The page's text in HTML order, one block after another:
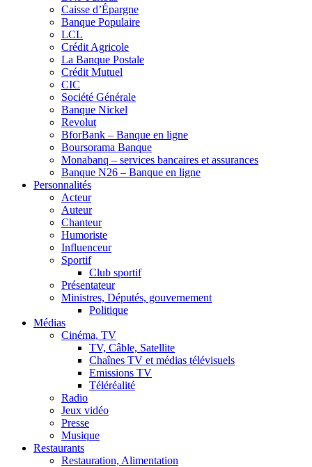
Caisse d’Épargne
Banque Populaire
LCL
Crédit Agricole
La Banque Postale
Crédit Mutuel
CIC
Société Générale
Banque Nickel
Revolut
BforBank – Banque en ligne
Boursorama Banque
Monabanq – services bancaires et assurances
Banque N26 – Banque en ligne
Personnalités
Acteur
Auteur
Chanteur
Humoriste
Influenceur
Sportif
Club sportif
Présentateur
Ministres, Députés, gouvernement
Politique
Médias
Cinéma, TV
TV, Câble, Satellite
Chaînes TV et médias télévisuels
Emissions TV
Téléréalité
Radio
Jeux vidéo
Presse
Musique
Restaurants
Restauration, Alimentation